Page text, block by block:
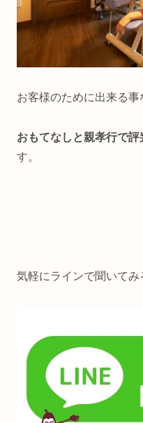
お客様のために出来る
おもてなしと親孝行で評
す。
気軽にラインで聞いてみ